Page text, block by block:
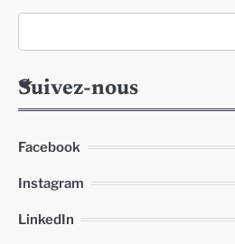
Suivez-nous
Facebook
Instagram
LinkedIn